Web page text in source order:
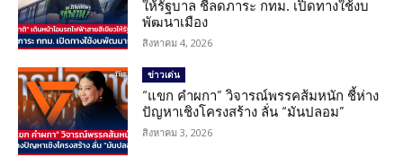
ให้รัฐบาล ชี้ลดภาระ กทม. เปิดทางใช้งบ
พัฒนาเมือง
สิงหาคม 4, 2026
ข่าวเด่น
“แขก คำผกา” วิจารณ์พรรคส้มหนัก ชี้ห่าง
ปัญหาเชิงโครงสร้าง ลั่น “มันปลอม”
สิงหาคม 3, 2026